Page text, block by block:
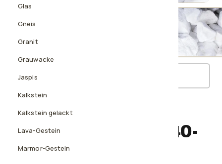
Glas
Gneis
Granit
Grauwacke
Jaspis
Kalkstein
Kalkstein gelackt
Lava-Gestein
Marmor-Gestein
STEINSCHLAG
Schneeweiss SS, 40-
80 mm